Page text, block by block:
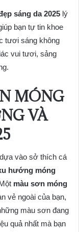
sáng da 2025 lý
bạn tự tin khoe
tươi sáng không
vui tươi, sảng
MÓNG
VÀ
vào sở thích cá
hướng móng
màu sơn móng
vẻ ngoài của bạn,
màu sơn đang
quả nhất mà bạn